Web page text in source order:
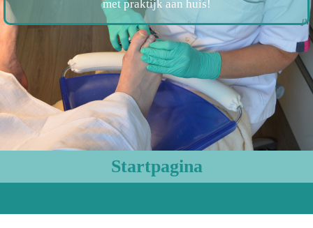
met praktijk aan huis!
Startpagina